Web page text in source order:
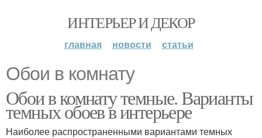
ИНТЕРЬЕР И ДЕКОР
главная новости статьи
Обои в комнату
Обои в комнату темные. Варианты
темных обоев в интерьере
Наиболее распространенными вариантами темных